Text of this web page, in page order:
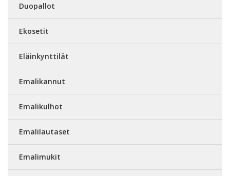
Duopallot
Ekosetit
Eläinkynttilät
Emalikannut
Emalikulhot
Emalilautaset
Emalimukit